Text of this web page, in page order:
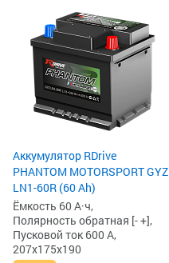
Аккумулятор RDrive
PHANTOM MOTORSPORT GYZ
LN1-60R (60 Ah)
Ёмкость 60 А·ч,
Полярность обратная [- +],
Пусковой ток 600 А,
207x175x190